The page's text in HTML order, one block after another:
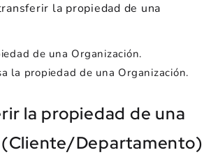
la propiedad de una
de una Organización.
la propiedad de una Organización.
la propiedad de una
(Cliente/Departamento)